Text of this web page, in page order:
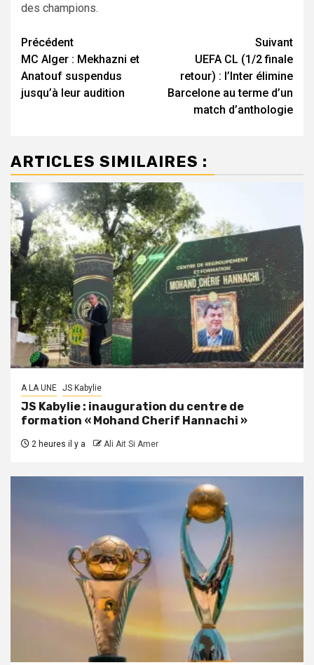
des champions.
Navigation
d’article
Précédent
MC Alger : Mekhazni et
Anatouf suspendus
jusqu’à leur audition
Suivant
UEFA CL (1/2 finale
retour) : l’Inter élimine
Barcelone au terme d’un
match d’anthologie
ARTICLES SIMILAIRES :
A LA UNE JS Kabylie
JS Kabylie : inauguration du centre de
formation « Mohand Cherif Hannachi »
2 heures il y a Ali Ait Si Amer